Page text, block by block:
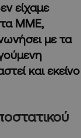
είχαμε
ΜΜΕ,
με τα
και εκείνο